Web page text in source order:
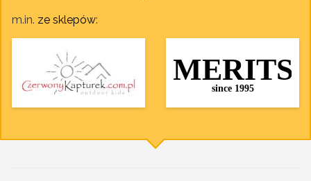
m.in. ze sklepów: